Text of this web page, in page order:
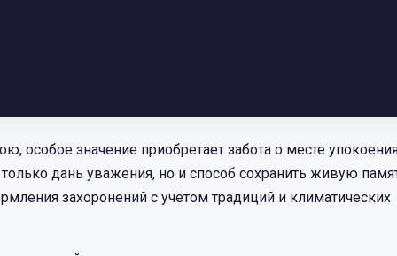
особое значение приобретает забота о месте
дань уважения, но и способ сохранить живую
захоронений с учётом традиций и климатических